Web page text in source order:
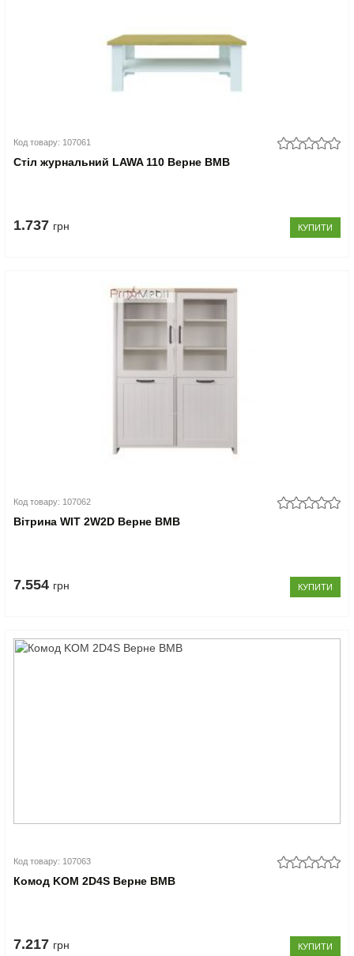
Код товару: 107061
Стіл журнальний LAWA 110 Верне ВМВ
1.737 грн КУПИТИ
Код товару: 107062
Вітрина WIT 2W2D Верне ВМВ
7.554 грн КУПИТИ
Код товару: 107063
Комод KOM 2D4S Верне ВМВ
7.217 грн КУПИТИ